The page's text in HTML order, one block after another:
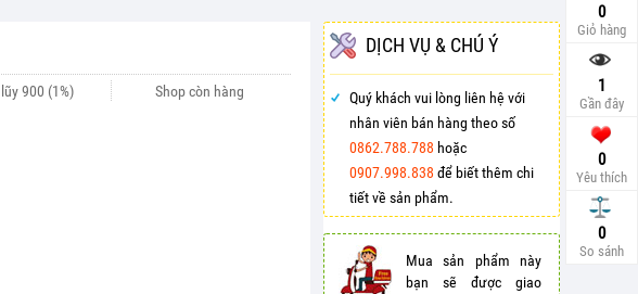
0
Giỏ hàng
1
Gần đây
0
Yêu thích
0
So sánh
So
lũy900 (1%) Shop còn hàng
DỊCH VỤ & CHÚ Ý
Quý khách vui lòng liên hệ với
nhân viên bán hàng theo số
0862.788.788 hoặc
0907.998.838 để biết thêm chi
tiết về sản phẩm.
Mua sản phẩm này
bạn sẽ được giao